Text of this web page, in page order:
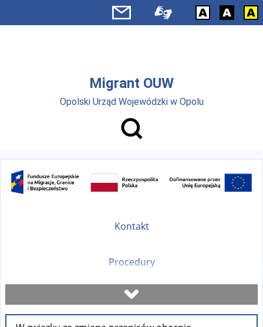
Przejdź do menu głównego
Migrant OUW
Opolski Urząd Wojewódzki w Opolu
Kontakt
Procedury
Umów się na wizytę